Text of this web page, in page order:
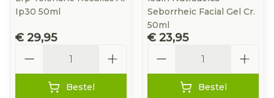
Ip30 50ml
€ 29,95
Bestel
Seborrheic Facial Gel Cr.
50ml
€ 23,95
Bestel